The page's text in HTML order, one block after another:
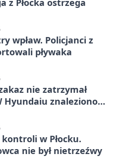
wpław. Policjanci z
pływaka
nie zatrzymał
Hyundaiu znaleziono
kontroli w Płocku.
nie był nietrzeźwy